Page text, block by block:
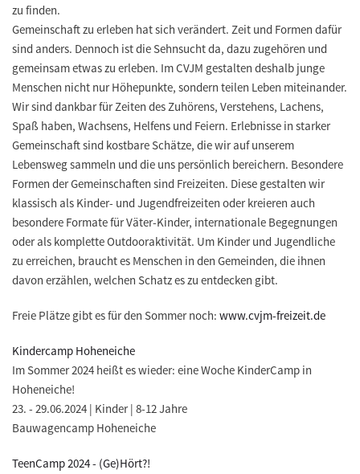
zu finden.
Gemeinschaft zu erleben hat sich verändert. Zeit und Formen dafür
sind anders. Dennoch ist die Sehnsucht da, dazu zugehören und
gemeinsam etwas zu erleben. Im CVJM gestalten deshalb junge
Menschen nicht nur Höhepunkte, sondern teilen Leben miteinander.
Wir sind dankbar für Zeiten des Zuhörens, Verstehens, Lachens,
Spaß haben, Wachsens, Helfens und Feiern. Erlebnisse in starker
Gemeinschaft sind kostbare Schätze, die wir auf unserem
Lebensweg sammeln und die uns persönlich bereichern. Besondere
Formen der Gemeinschaften sind Freizeiten. Diese gestalten wir
klassisch als Kinder- und Jugendfreizeiten oder kreieren auch
besondere Formate für Väter-Kinder, internationale Begegnungen
oder als komplette Outdooraktivität. Um Kinder und Jugendliche
zu erreichen, braucht es Menschen in den Gemeinden, die ihnen
davon erzählen, welchen Schatz es zu entdecken gibt.
Freie Plätze gibt es für den Sommer noch: www.cvjm-freizeit.de
Kindercamp Hoheneiche
Im Sommer 2024 heißt es wieder: eine Woche KinderCamp in
Hoheneiche!
23. - 29.06.2024 | Kinder | 8-12 Jahre
Bauwagencamp Hoheneiche
TeenCamp 2024 - (Ge)Hört?!